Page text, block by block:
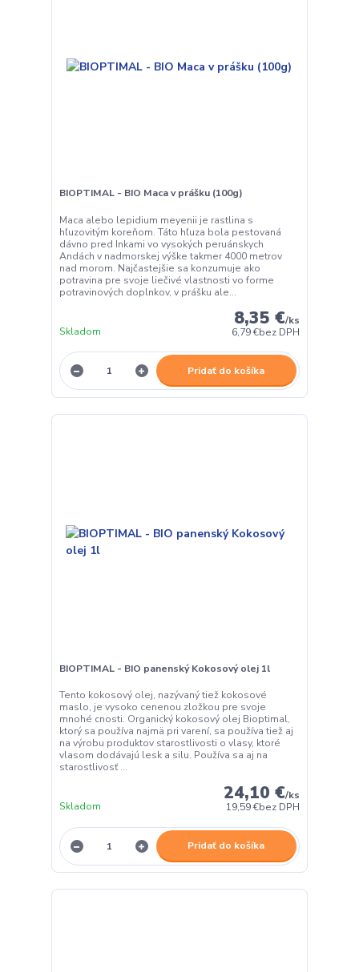
BIOPTIMAL - BIO Maca v prášku (100g)
Maca alebo lepidium meyenii je rastlina s
hľuzovitým koreňom. Táto hľuza bola pestovaná
dávno pred Inkami vo vysokých peruánskych
Andách v nadmorskej výške takmer 4000 metrov
nad morom. Najčastejšie sa konzumuje ako
potravina pre svoje liečivé vlastnosti vo forme
potravinových doplnkov, v prášku ale...
8,35 €/ks
6,79 €bez DPH
Skladom
Pridať do košíka
BIOPTIMAL - BIO panenský Kokosový olej 1l
Tento kokosový olej, nazývaný tiež kokosové
maslo, je vysoko cenenou zložkou pre svoje
mnohé cnosti. Organický kokosový olej Bioptimal,
ktorý sa používa najmä pri varení, sa používa tiež aj
na výrobu produktov starostlivosti o vlasy, ktoré
vlasom dodávajú lesk a silu. Používa sa aj na
starostlivosť ...
24,10 €/ks
19,59 €bez DPH
Skladom
Pridať do košíka